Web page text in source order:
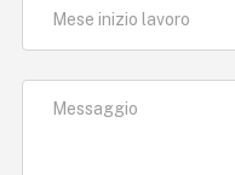
Mese inizio lavoro
Messaggio